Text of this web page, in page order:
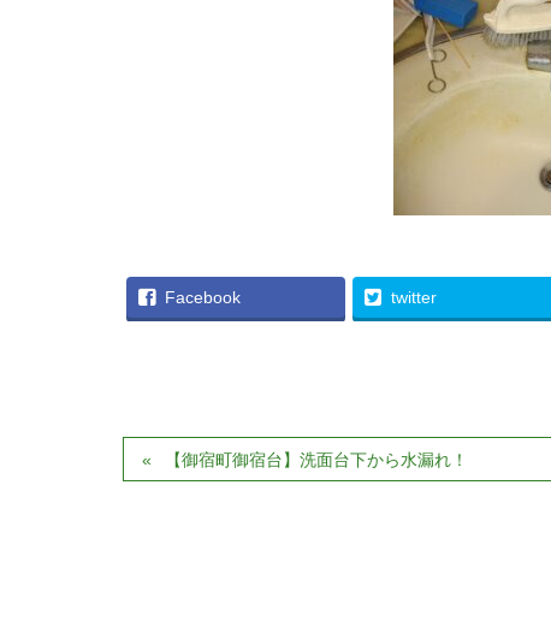
Facebook twitter
【御宿町御宿台】洗面台下から水漏れ！